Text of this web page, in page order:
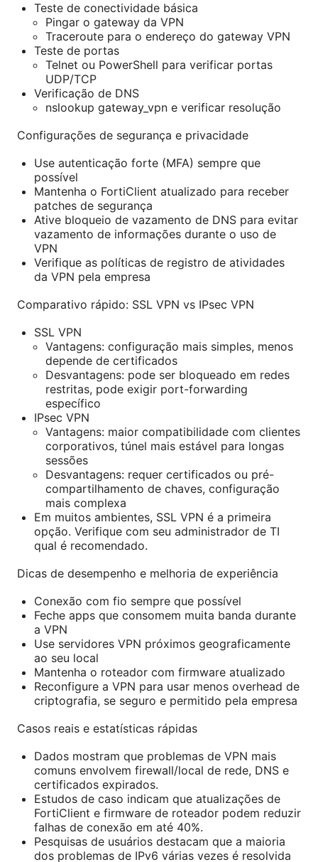
Teste de conectividade básica
Pingar o gateway da VPN
Traceroute para o endereço do gateway VPN
Teste de portas
Telnet ou PowerShell para verificar portas
UDP/TCP
Verificação de DNS
nslookup gateway_vpn e verificar resolução
Configurações de segurança e privacidade
Use autenticação forte (MFA) sempre que
possível
Mantenha o FortiClient atualizado para receber
patches de segurança
Ative bloqueio de vazamento de DNS para evitar
vazamento de informações durante o uso de
VPN
Verifique as políticas de registro de atividades
da VPN pela empresa
Comparativo rápido: SSL VPN vs IPsec VPN
SSL VPN
Vantagens: configuração mais simples, menos
depende de certificados
Desvantagens: pode ser bloqueado em redes
restritas, pode exigir port-forwarding
específico
IPsec VPN
Vantagens: maior compatibilidade com clientes
corporativos, túnel mais estável para longas
sessões
Desvantagens: requer certificados ou pré-
compartilhamento de chaves, configuração
mais complexa
Em muitos ambientes, SSL VPN é a primeira
opção. Verifique com seu administrador de TI
qual é recomendado.
Dicas de desempenho e melhoria de experiência
Conexão com fio sempre que possível
Feche apps que consomem muita banda durante
a VPN
Use servidores VPN próximos geograficamente
ao seu local
Mantenha o roteador com firmware atualizado
Reconfigure a VPN para usar menos overhead de
criptografia, se seguro e permitido pela empresa
Casos reais e estatísticas rápidas
Dados mostram que problemas de VPN mais
comuns envolvem firewall/local de rede, DNS e
certificados expirados.
Estudos de caso indicam que atualizações de
FortiClient e firmware de roteador podem reduzir
falhas de conexão em até 40%.
Pesquisas de usuários destacam que a maioria
dos problemas de IPv6 várias vezes é resolvida